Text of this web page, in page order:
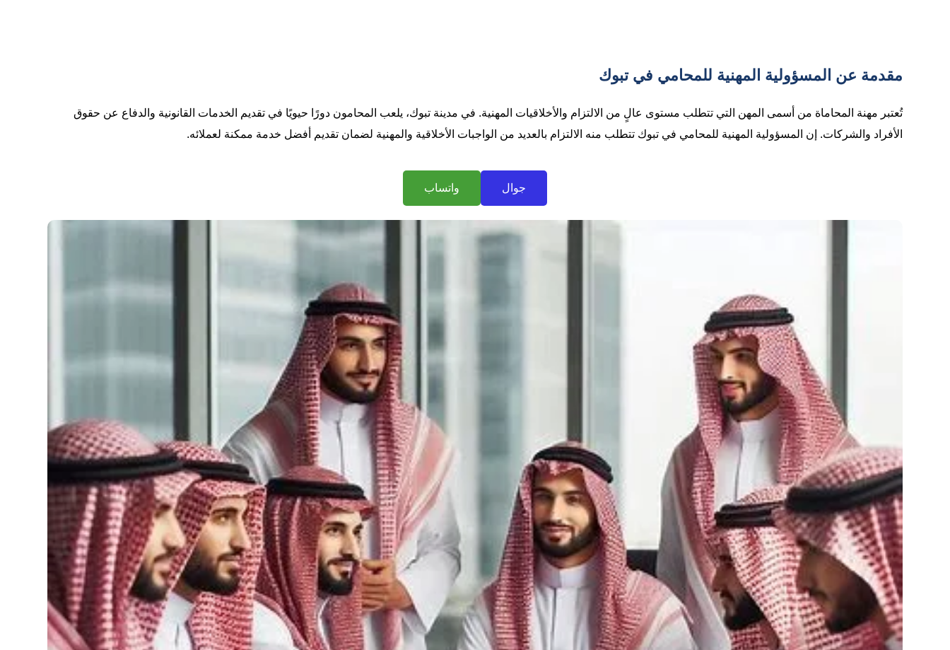
مقدمة عن المسؤولية المهنية للمحامي في تبوك
تُعتبر مهنة المحاماة من أسمى المهن التي تتطلب مستوى عالٍ من الالتزام والأخلاقيات المهنية. في مدينة تبوك، يلعب المحامون دورًا حيويًا في تقديم الخدمات القانونية والدفاع عن حقوق
الأفراد والشركات. إن المسؤولية المهنية للمحامي في تبوك تتطلب منه الالتزام بالعديد من الواجبات الأخلاقية والمهنية لضمان تقديم أفضل خدمة ممكنة لعملائه.
جوال واتساب